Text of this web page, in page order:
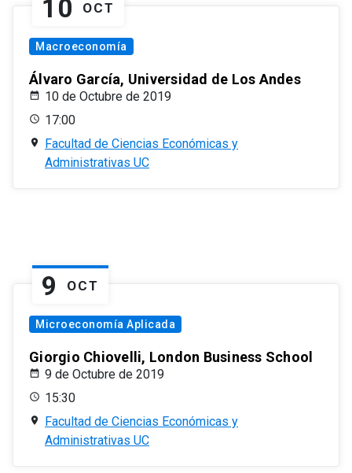
10 OCT
Macroeconomía
Álvaro García, Universidad de Los Andes
10 de Octubre de 2019
17:00
Facultad de Ciencias Económicas y
Administrativas UC
9 OCT
Microeconomía Aplicada
Giorgio Chiovelli, London Business School
9 de Octubre de 2019
15:30
Facultad de Ciencias Económicas y
Administrativas UC